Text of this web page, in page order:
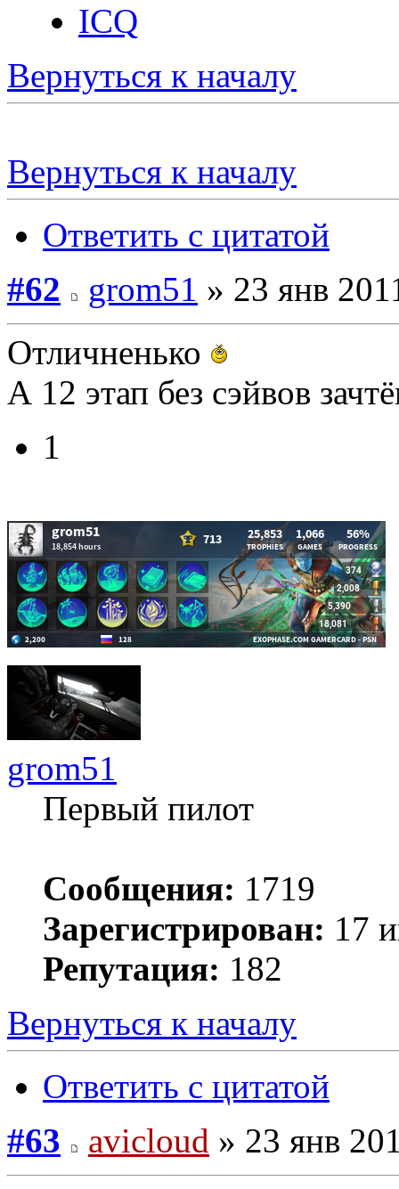
ICQ
Вернуться к началу
Вернуться к началу
Ответить с цитатой
#62
grom51 » 23 янв
Отличненько
А 12 этап без сэйвов
1
grom51
Первый пилот
Сообщения: 1719
Зарегистрирован: 17
Репутация: 182
Вернуться к началу
Ответить с цитатой
#63
avicloud » 23 янв